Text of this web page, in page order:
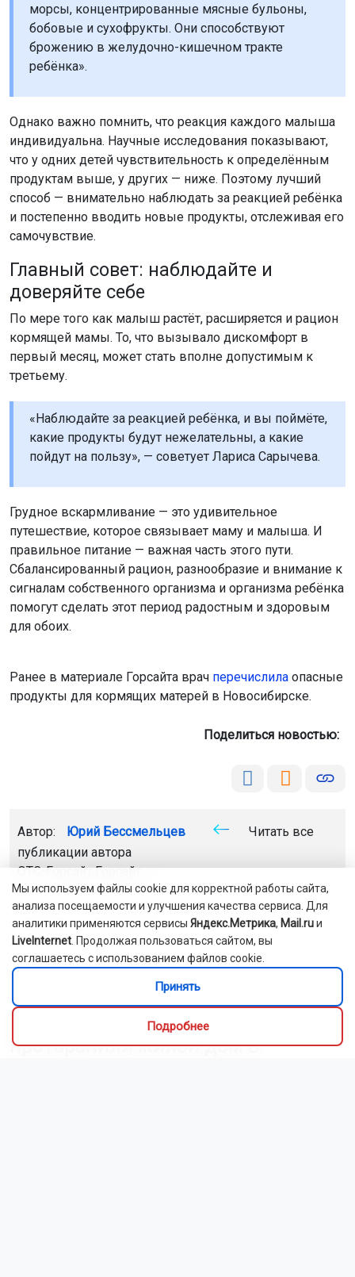
морсы, концентрированные мясные бульоны,
бобовые и сухофрукты. Они способствуют
брожению в желудочно-кишечном тракте
ребёнка».
Однако важно помнить, что реакция каждого малыша
индивидуальна. Научные исследования показывают,
что у одних детей чувствительность к определённым
продуктам выше, у других — ниже. Поэтому лучший
способ — внимательно наблюдать за реакцией ребёнка
и постепенно вводить новые продукты, отслеживая его
самочувствие.
Главный совет: наблюдайте и
доверяйте себе
По мере того как малыш растёт, расширяется и рацион
кормящей мамы. То, что вызывало дискомфорт в
первый месяц, может стать вполне допустимым к
третьему.
«Наблюдайте за реакцией ребёнка, и вы поймёте,
какие продукты будут нежелательны, а какие
пойдут на пользу», — советует Лариса Сарычева.
Грудное вскармливание — это удивительное
путешествие, которое связывает маму и малыша. И
правильное питание — важная часть этого пути.
Сбалансированный рацион, разнообразие и внимание к
сигналам собственного организма и организма ребёнка
помогут сделать этот период радостным и здоровым
для обоих.
Ранее в материале Горсайта врач перечислила опасные
продукты для кормящих матерей в Новосибирске.
Поделиться новостью:
Автор: Юрий Бессмельцев
Читать все
публикации автора
ОТС-ГорсайтГорсайт
мать дети Новосибирск
Главная Новости ДТП
6 августа 2026 - 08:55
Подростки на машине
протаранили жилой дом в
Мы используем файлы cookie для корректной работы сайта,
анализа посещаемости и улучшения качества сервиса. Для
аналитики применяются сервисы Яндекс.Метрика, Mail.ruи
LiveInternet . Продолжая пользоваться сайтом, вы
соглашаетесь с использованием файлов cookie.
Принять
Подробнее